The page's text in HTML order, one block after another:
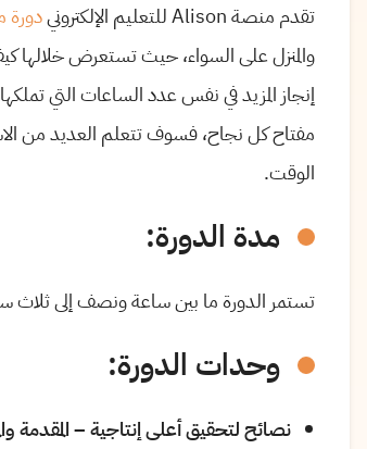
تقدم منصة Alison للتعليم الإلكتروني دورة
والمنزل على السواء، حيث تستعرض خلالها
إنجاز المزيد في نفس عدد الساعات التي
مفتاح كل نجاح، فسوف تتعلم العديد من
الوقت.
مدة الدورة:
تستمر الدورة ما بين ساعة ونصف إلى ثلاث
وحدات الدورة:
نصائح لتحقيق أعلى إنتاجية – المقدمة